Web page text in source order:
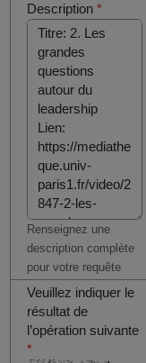
Description*
Renseignez une
description complète
pour votre requête
Veuillez indiquer le
résultat de
l’opération suivante
*